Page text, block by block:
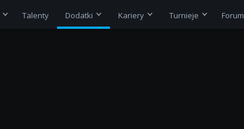
Talenty Dodatki Kariery Turnieje Forum